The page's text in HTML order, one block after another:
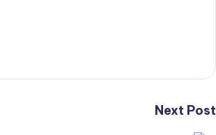
Next Post